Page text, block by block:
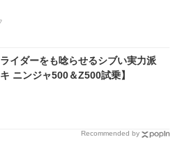
イダーをも唸らせるシブい実力派
キ ニンジャ500＆Z500試乗】
Recommended by